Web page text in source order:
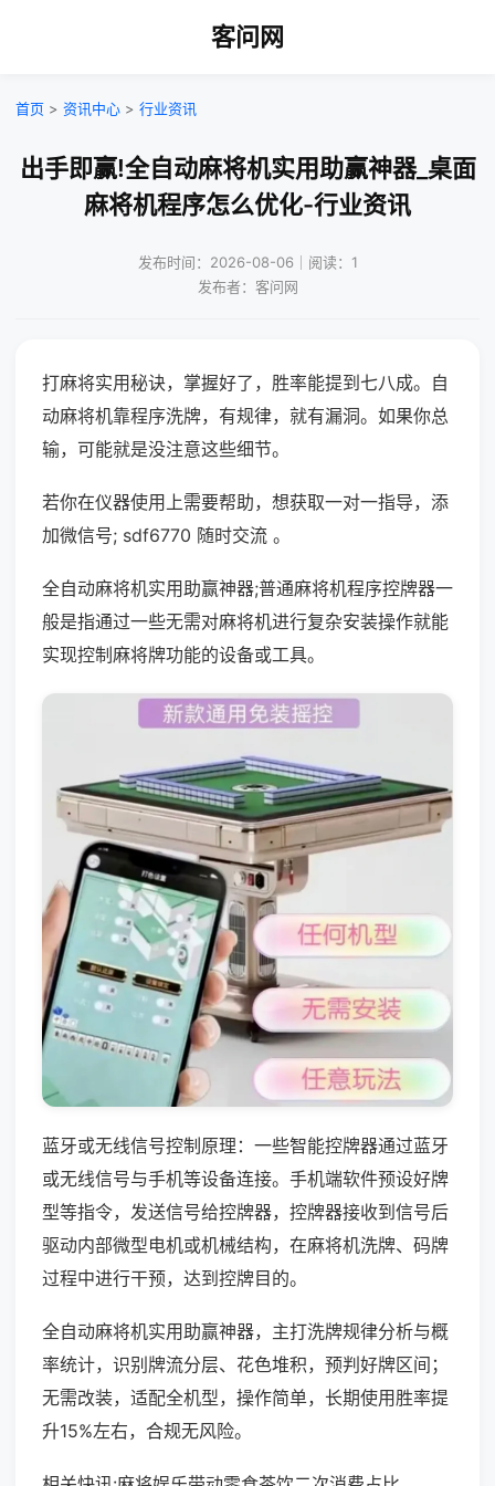
客问网
首页 > 资讯中心 > 行业资讯
出手即赢!全自动麻将机实用助赢神器_桌面
麻将机程序怎么优化-行业资讯
发布时间：2026-08-06｜阅读：1
发布者：客问网
打麻将实用秘诀，掌握好了，胜率能提到七八成。自
动麻将机靠程序洗牌，有规律，就有漏洞。如果你总
输，可能就是没注意这些细节。
若你在仪器使用上需要帮助，想获取一对一指导，添
加微信号; sdf6770 随时交流 。
全自动麻将机实用助赢神器;普通麻将机程序控牌器一
般是指通过一些无需对麻将机进行复杂安装操作就能
实现控制麻将牌功能的设备或工具。
蓝牙或无线信号控制原理：一些智能控牌器通过蓝牙
或无线信号与手机等设备连接。手机端软件预设好牌
型等指令，发送信号给控牌器，控牌器接收到信号后
驱动内部微型电机或机械结构，在麻将机洗牌、码牌
过程中进行干预，达到控牌目的。
全自动麻将机实用助赢神器，主打洗牌规律分析与概
率统计，识别牌流分层、花色堆积，预判好牌区间；
无需改装，适配全机型，操作简单，长期使用胜率提
升15%左右，合规无风险。